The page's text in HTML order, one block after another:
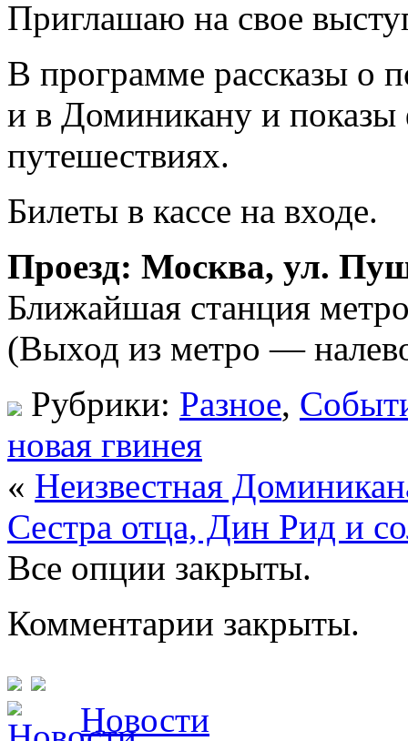
Приглашаю на свое
В программе рассказы о
и в Доминикану и показы
путешествиях.
Билеты в кассе на входе.
Проезд: Москва, ул.
Ближайшая станция
(Выход из метро —
Рубрики: Разное,
новая гвинея
« Неизвестная
Сестра отца, Дин Рид и
Все опции закрыты.
Комментарии закрыты.
Новости